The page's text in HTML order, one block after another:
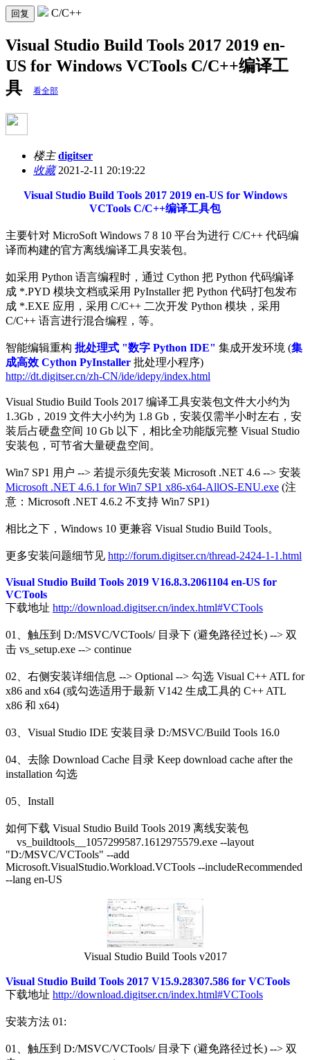
回复 C/C++
Visual Studio Build Tools 2017 2019 en-
US for Windows VCTools C/C++编译工
具
看全部
楼主 digitser
收藏2021-2-11 20:19:22
Visual Studio Build Tools 2017 2019 en-US for Windows
VCTools C/C++编译工具包
主要针对 MicroSoft Windows 7 8 10 平台为进行 C/C++ 代码编
译而构建的官方离线编译工具安装包。
如采用 Python 语言编程时，通过 Cython 把 Python 代码编译
成 *.PYD 模块文档或采用 PyInstaller 把 Python 代码打包发布
成 *.EXE 应用，采用 C/C++ 二次开发 Python 模块，采用
C/C++ 语言进行混合编程，等。
智能编辑重构 批处理式 "数字 Python IDE" 集成开发环境 (集
成高效 Cython PyInstaller 批处理小程序)
http://dt.digitser.cn/zh-CN/ide/idepy/index.html
Visual Studio Build Tools 2017 编译工具安装包文件大小约为
1.3Gb，2019 文件大小约为 1.8 Gb，安装仅需半小时左右，安
装后占硬盘空间 10 Gb 以下，相比全功能版完整 Visual Studio
安装包，可节省大量硬盘空间。
Win7 SP1 用户 --> 若提示须先安装 Microsoft .NET 4.6 --> 安装
Microsoft .NET 4.6.1 for Win7 SP1 x86-x64-AllOS-ENU.exe (注
意：Microsoft .NET 4.6.2 不支持 Win7 SP1)
相比之下，Windows 10 更兼容 Visual Studio Build Tools。
更多安装问题细节见 http://forum.digitser.cn/thread-2424-1-1.html
Visual Studio Build Tools 2019 V16.8.3.2061104 en-US for
VCTools
下载地址 http://download.digitser.cn/index.html#VCTools
01、触压到 D:/MSVC/VCTools/ 目录下 (避免路径过长) --> 双
击 vs_setup.exe --> continue
02、右侧安装详细信息 --> Optional --> 勾选 Visual C++ ATL for
x86 and x64 (或勾选适用于最新 V142 生成工具的 C++ ATL
x86 和 x64)
03、Visual Studio IDE 安装目录 D:/MSVC/Build Tools 16.0
04、去除 Download Cache 目录 Keep download cache after the
installation 勾选
05、Install
如何下载 Visual Studio Build Tools 2019 离线安装包
vs_buildtools__1057299587.1612975579.exe --layout
"D:/MSVC/VCTools" --add
Microsoft.VisualStudio.Workload.VCTools --includeRecommended
--lang en-US
Visual Studio Build Tools v2017
Visual Studio Build Tools 2017 V15.9.28307.586 for VCTools
下载地址 http://download.digitser.cn/index.html#VCTools
安装方法 01:
01、触压到 D:/MSVC/VCTools/ 目录下 (避免路径过长) --> 双